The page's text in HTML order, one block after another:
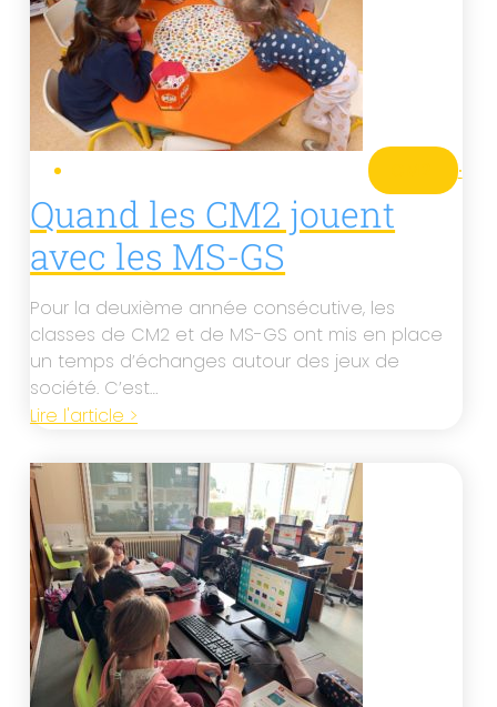
·
Quand les CM2 jouent
avec les MS-GS
Pour la deuxième année consécutive, les
classes de CM2 et de MS-GS ont mis en place
un temps d’échanges autour des jeux de
société. C’est…
Lire l'article >